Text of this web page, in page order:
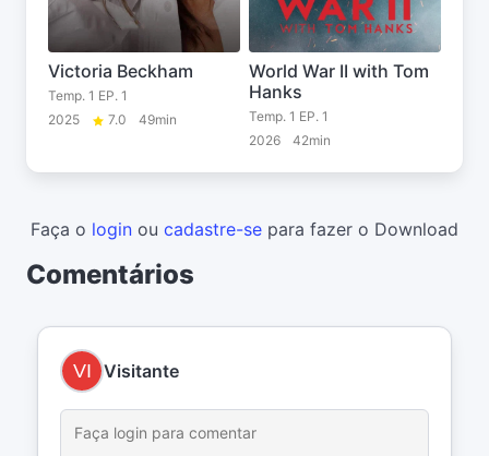
Victoria Beckham
Temp. 1 EP. 1
2025
7.0 49min
World War II with Tom
Hanks
Temp. 1 EP. 1
2026
42min
Faça o login ou cadastre-se para fazer o Download
Comentários
Visitante